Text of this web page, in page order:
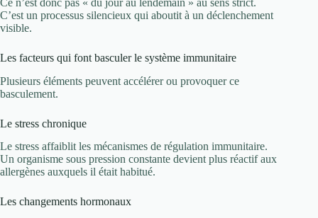
C’est un processus silencieux qui aboutit à un déclenchement
visible.
Les facteurs qui font basculer le système immunitaire
Plusieurs éléments peuvent accélérer ou provoquer ce
basculement.
Le stress chronique
Le stress affaiblit les mécanismes de régulation immunitaire.
Un organisme sous pression constante devient plus réactif aux
allergènes auxquels il était habitué.
Les changements hormonaux